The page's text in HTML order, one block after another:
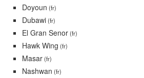
Doyoun (fr)
Dubawi(fr)
El Gran Senor(fr)
Hawk Wing (fr)
Masar(fr)
Nashwan (fr)